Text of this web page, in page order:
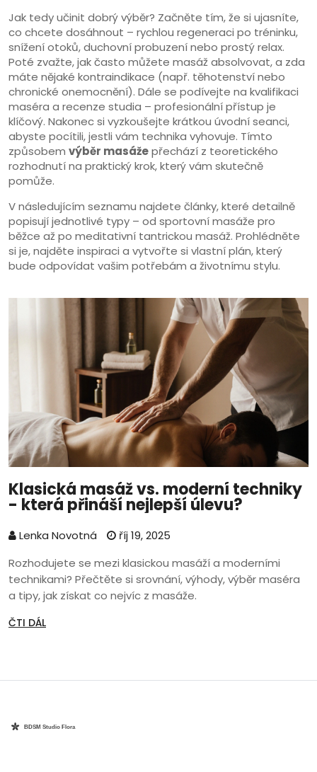
Jak tedy učinit dobrý výběr? Začněte tím, že si ujasníte,
co chcete dosáhnout – rychlou regeneraci po tréninku,
snížení otoků, duchovní probuzení nebo prostý relax.
Poté zvažte, jak často můžete masáž absolvovat, a zda
máte nějaké kontraindikace (např. těhotenství nebo
chronické onemocnění). Dále se podívejte na kvalifikaci
maséra a recenze studia – profesionální přístup je
klíčový. Nakonec si vyzkoušejte krátkou úvodní seanci,
abyste pocítili, jestli vám technika vyhovuje. Tímto
způsobem výběr masážepřechází z teoretického
rozhodnutí na praktický krok, který vám skutečně
pomůže.
V následujícím seznamu najdete články, které detailně
popisují jednotlivé typy – od sportovní masáže pro
běžce až po meditativní tantrickou masáž. Prohlédněte
si je, najděte inspiraci a vytvořte si vlastní plán, který
bude odpovídat vašim potřebám a životnímu stylu.
Klasická masáž vs. moderní techniky
- která přináší nejlepší úlevu?
Lenka Novotná
říj 19, 2025
Rozhodujete se mezi klasickou masáží a moderními
technikami? Přečtěte si srovnání, výhody, výběr maséra
a tipy, jak získat co nejvíc z masáže.
ČTI DÁL